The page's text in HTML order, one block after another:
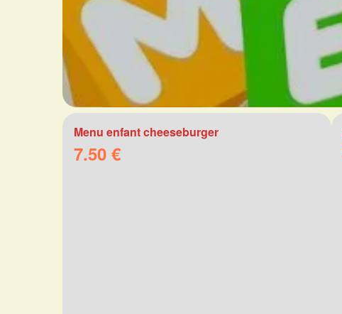
Menu enfant cheeseburger
7.50 €